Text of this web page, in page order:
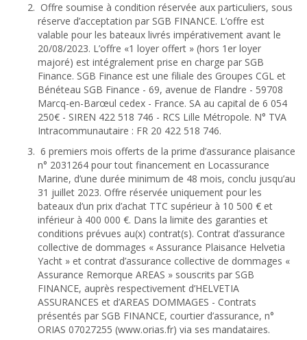
Offre soumise à condition réservée aux particuliers, sous
réserve d’acceptation par SGB FINANCE. L’offre est
valable pour les bateaux livrés impérativement avant le
20/08/2023. L’offre «1 loyer offert » (hors 1er loyer
majoré) est intégralement prise en charge par SGB
Finance. SGB Finance est une filiale des Groupes CGL et
Bénéteau SGB Finance - 69, avenue de Flandre - 59708
Marcq-en-Barœul cedex - France. SA au capital de 6 054
250€ - SIREN 422 518 746 - RCS Lille Métropole. N° TVA
Intracommunautaire : FR 20 422 518 746.
6 premiers mois offerts de la prime d’assurance plaisance
n° 2031264 pour tout financement en Locassurance
Marine, d’une durée minimum de 48 mois, conclu jusqu’au
31 juillet 2023. Offre réservée uniquement pour les
bateaux d’un prix d’achat TTC supérieur à 10 500 € et
inférieur à 400 000 €. Dans la limite des garanties et
conditions prévues au(x) contrat(s). Contrat d’assurance
collective de dommages « Assurance Plaisance Helvetia
Yacht » et contrat d’assurance collective de dommages «
Assurance Remorque AREAS » souscrits par SGB
FINANCE, auprès respectivement d’HELVETIA
ASSURANCES et d’AREAS DOMMAGES - Contrats
présentés par SGB FINANCE, courtier d’assurance, n°
ORIAS 07027255 (www.orias.fr) via ses mandataires.